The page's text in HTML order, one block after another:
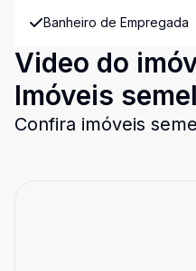
Banheiro de Empregada
Video do
Imóveis
Confira imóveis